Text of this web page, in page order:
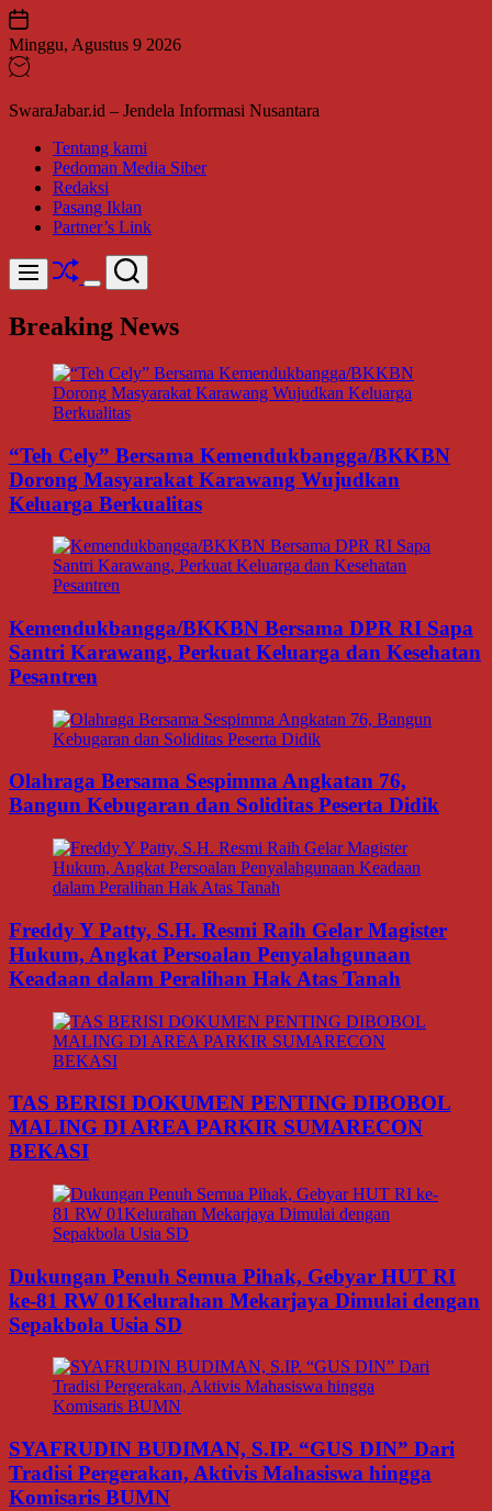
Skip
to
content
Minggu, Agustus 9 2026
SwaraJabar.id – Jendela Informasi Nusantara
Tentang kami
Pedoman Media Siber
Redaksi
Pasang Iklan
Partner’s Link
Menu Shuffle
Switch
mode
Search
Breaking News
“Teh Cely” Bersama Kemendukbangga/BKKBN
Dorong Masyarakat Karawang Wujudkan
Keluarga Berkualitas
Kemendukbangga/BKKBN Bersama DPR RI Sapa
Santri Karawang, Perkuat Keluarga dan Kesehatan
Pesantren
Olahraga Bersama Sespimma Angkatan 76,
Bangun Kebugaran dan Soliditas Peserta Didik
Freddy Y Patty, S.H. Resmi Raih Gelar Magister
Hukum, Angkat Persoalan Penyalahgunaan
Keadaan dalam Peralihan Hak Atas Tanah
TAS BERISI DOKUMEN PENTING DIBOBOL
MALING DI AREA PARKIR SUMARECON
BEKASI
Dukungan Penuh Semua Pihak, Gebyar HUT RI
ke-81 RW 01Kelurahan Mekarjaya Dimulai dengan
Sepakbola Usia SD
SYAFRUDIN BUDIMAN, S.IP. “GUS DIN” Dari
Tradisi Pergerakan, Aktivis Mahasiswa hingga
Komisaris BUMN